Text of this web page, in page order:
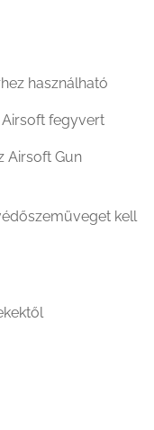
használható
fegyvert
Airsoft Gun
kell